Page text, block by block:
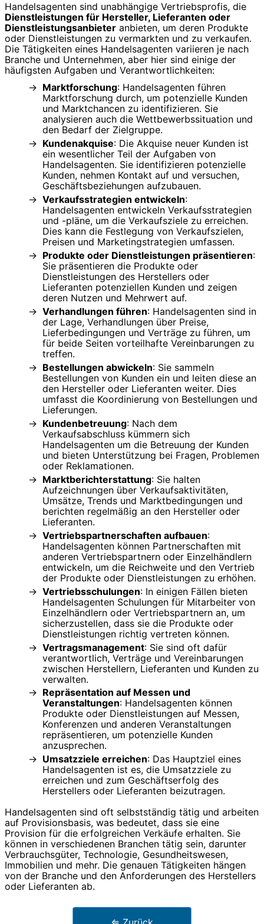
Handelsagenten sind unabhängige Vertriebsprofis, die
Dienstleistungen für Hersteller, Lieferanten oder
Dienstleistungsanbieter anbieten, um deren Produkte
oder Dienstleistungen zu vermarkten und zu verkaufen.
Die Tätigkeiten eines Handelsagenten variieren je nach
Branche und Unternehmen, aber hier sind einige der
häufigsten Aufgaben und Verantwortlichkeiten:
Marktforschung: Handelsagenten führen
Marktforschung durch, um potenzielle Kunden
und Marktchancen zu identifizieren. Sie
analysieren auch die Wettbewerbssituation und
den Bedarf der Zielgruppe.
Kundenakquise: Die Akquise neuer Kunden ist
ein wesentlicher Teil der Aufgaben von
Handelsagenten. Sie identifizieren potenzielle
Kunden, nehmen Kontakt auf und versuchen,
Geschäftsbeziehungen aufzubauen.
Verkaufsstrategien entwickeln:
Handelsagenten entwickeln Verkaufsstrategien
und -pläne, um die Verkaufsziele zu erreichen.
Dies kann die Festlegung von Verkaufszielen,
Preisen und Marketingstrategien umfassen.
Produkte oder Dienstleistungen präsentieren:
Sie präsentieren die Produkte oder
Dienstleistungen des Herstellers oder
Lieferanten potenziellen Kunden und zeigen
deren Nutzen und Mehrwert auf.
Verhandlungen führen: Handelsagenten sind in
der Lage, Verhandlungen über Preise,
Lieferbedingungen und Verträge zu führen, um
für beide Seiten vorteilhafte Vereinbarungen zu
treffen.
Bestellungen abwickeln: Sie sammeln
Bestellungen von Kunden ein und leiten diese an
den Hersteller oder Lieferanten weiter. Dies
umfasst die Koordinierung von Bestellungen und
Lieferungen.
Kundenbetreuung: Nach dem
Verkaufsabschluss kümmern sich
Handelsagenten um die Betreuung der Kunden
und bieten Unterstützung bei Fragen, Problemen
oder Reklamationen.
Marktberichterstattung: Sie halten
Aufzeichnungen über Verkaufsaktivitäten,
Umsätze, Trends und Marktbedingungen und
berichten regelmäßig an den Hersteller oder
Lieferanten.
Vertriebspartnerschaften aufbauen:
Handelsagenten können Partnerschaften mit
anderen Vertriebspartnern oder Einzelhändlern
entwickeln, um die Reichweite und den Vertrieb
der Produkte oder Dienstleistungen zu erhöhen.
Vertriebsschulungen: In einigen Fällen bieten
Handelsagenten Schulungen für Mitarbeiter von
Einzelhändlern oder Vertriebspartnern an, um
sicherzustellen, dass sie die Produkte oder
Dienstleistungen richtig vertreten können.
Vertragsmanagement: Sie sind oft dafür
verantwortlich, Verträge und Vereinbarungen
zwischen Herstellern, Lieferanten und Kunden zu
verwalten.
Repräsentation auf Messen und
Veranstaltungen: Handelsagenten können
Produkte oder Dienstleistungen auf Messen,
Konferenzen und anderen Veranstaltungen
repräsentieren, um potenzielle Kunden
anzusprechen.
Umsatzziele erreichen: Das Hauptziel eines
Handelsagenten ist es, die Umsatzziele zu
erreichen und zum Geschäftserfolg des
Herstellers oder Lieferanten beizutragen.
Handelsagenten sind oft selbstständig tätig und arbeiten
auf Provisionsbasis, was bedeutet, dass sie eine
Provision für die erfolgreichen Verkäufe erhalten. Sie
können in verschiedenen Branchen tätig sein, darunter
Verbrauchsgüter, Technologie, Gesundheitswesen,
Immobilien und mehr. Die genauen Tätigkeiten hängen
von der Branche und den Anforderungen des Herstellers
oder Lieferanten ab.